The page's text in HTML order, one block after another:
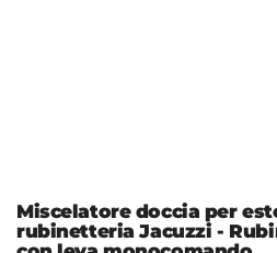
Miscelatore doccia per
rubinetteria Jacuzzi -